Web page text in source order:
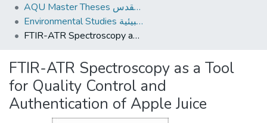
AQU Master Theses الرسائل الجامعية الخاصة بجامعة القدس
Environmental Studies الدراسات البيئية
FTIR-ATR Spectroscopy as a Tool for Quality Control and Authentication of Apple Juice
FTIR-ATR Spectroscopy as a Tool
for Quality Control and
Authentication of Apple Juice